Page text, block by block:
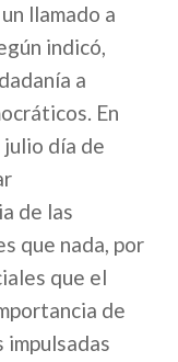
llamado a
indicó,
a
En
día de
de las
que nada, por
que el
de